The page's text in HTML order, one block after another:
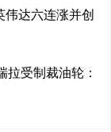
达六连涨并创
受制裁油轮：